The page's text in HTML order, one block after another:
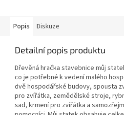
Popis Diskuze
Detailní popis produktu
Dřevěná hračka stavebnice můj
co je potřebné k vedení malého
dvě hospodářské budovy, spousta
pro zvířátka, zemědělské stroje,
sad, krmení pro zvířátka a